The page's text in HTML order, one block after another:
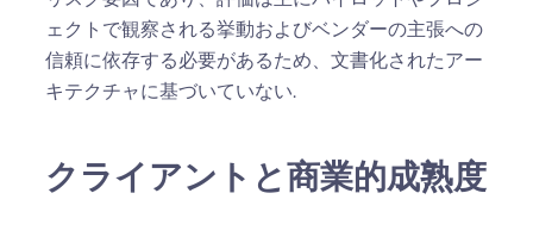
ェクトで観察される挙動およびベンダーの主張への
信頼に依存する必要があるため、文書化されたアー
キテクチャに基づいていない.
クライアントと商業的成熟度